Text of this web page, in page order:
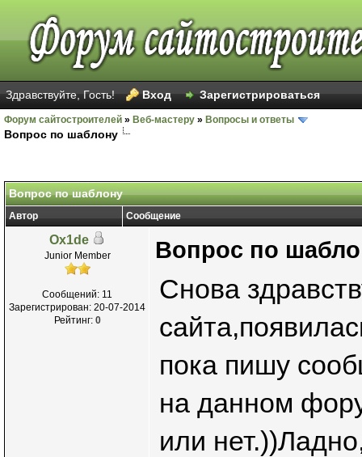
Здравствуйте, Гость! Вход Зарегистрироваться
Форум сайтостроителей » Веб-мастеру » Вопросы и ответы
Вопрос по шаблону
Вопрос по шаблону
Автор Сообщение
Ox1de
Junior Member
Сообщений: 11
Зарегистрирован: 20-07-2014
Рейтинг: 0
Вопрос по
Снова
пока пишу
на данном
или